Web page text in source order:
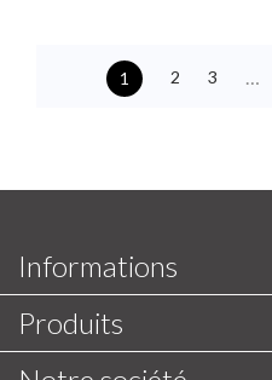
1 2 3
Informations
Produits